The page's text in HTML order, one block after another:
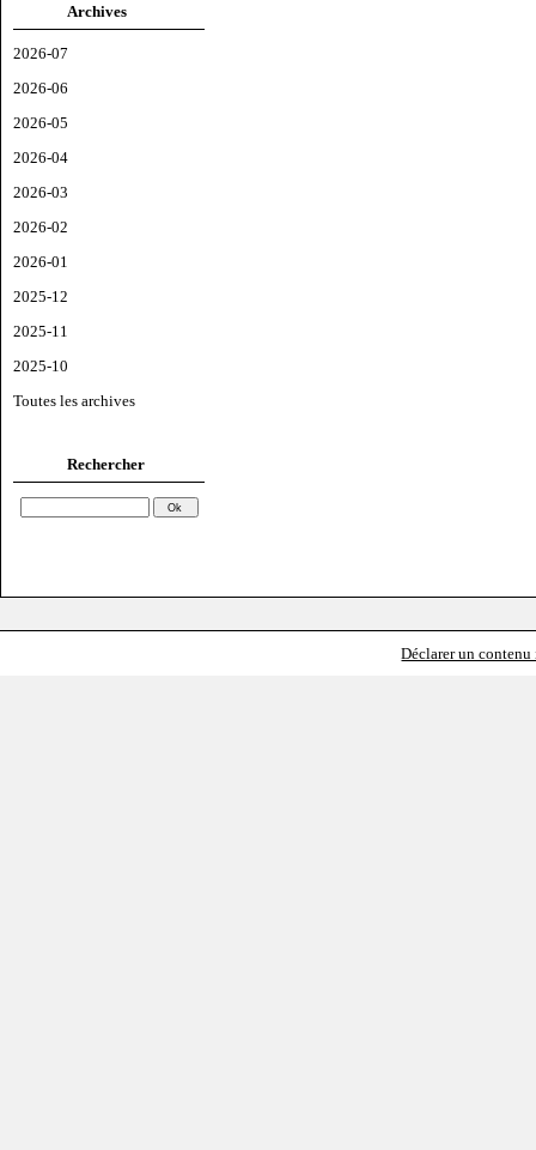
Archives
2026-07
2026-06
2026-05
2026-04
2026-03
2026-02
2026-01
2025-12
2025-11
2025-10
Toutes les archives
Rechercher
Déclarer un